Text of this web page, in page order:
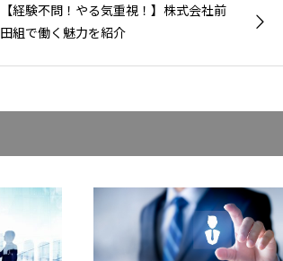
【経験不問！やる気重視！】株式会社前
田組で働く魅力を紹介